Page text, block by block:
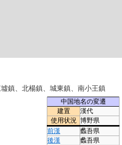
鎮、北楊鎮、城東鎮、南小王鎮
中国地名の変遷
建置
漢代
使用状況 博野県
前漢
蠡吾県
後漢
蠡吾県